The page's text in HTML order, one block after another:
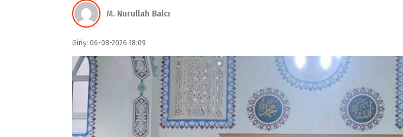
M. Nurullah Balcı
Giriş: 06-08-2026 18:09